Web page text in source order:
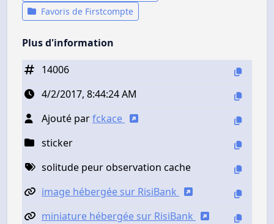
Favoris de Firstcompte
Plus d'information
14006
4/2/2017, 8:44:24 AM
Ajouté parfckace
sticker
solitude peur observation cache
image hébergée sur RisiBank
miniature hébergée sur RisiBank